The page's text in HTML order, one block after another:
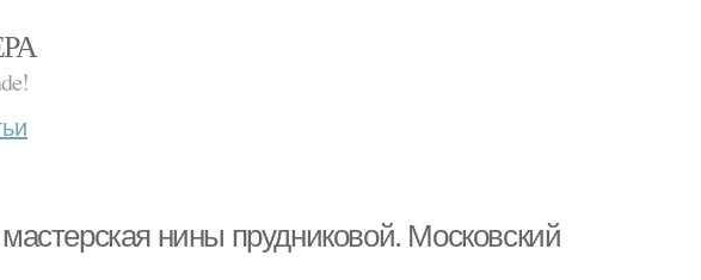
нины прудниковой. Московский